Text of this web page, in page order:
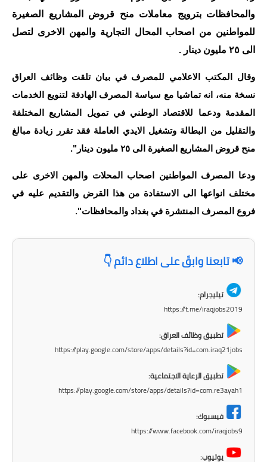
الاخبار الاقتصادية
المدارس
اخبار وقرارات وزارة التربية
نتائج الامتحانات
المرحلة الابتدائية
المرحلة المتوسطة
المرحلة الاعدادية
اسئلة وزارية
المرحلة الابتدائية
مرشحات
والمحافظات بترويج معاملات منح قروض المشاريع الصغيرة
للمواطنين من اصحاب المحال التجارية والمهن الاخرى لتصل
الى ٢٥ مليون دينار .
وقال المكتب الاعلامي للمصرف في بيان تلقت وظائف العراق
نسخة منه، انه تماشيا مع سياسة المصرف الهادفة لتنويع الخدمات
المقدمة ودعما للاقتصاد الوطني في تمويل المشاريع المختلفة
والتقليل من البطالة وتشغيل الايدي العاملة فقد تقرر زيادة مبالغ
منح قروض المشاريع الصغيرة الى ٢٥ مليون دينار".
ودعا المصرف المواطنين اصحاب المحلات والمهن الاخرى على
مختلف انواعها الى الاستفادة من هذا القرض والتقديم عليه في
فروع المصرف المنتشرة في بغداد والمحافظات".
📢 تابعنا وابقَ على اطلاع دائم 👇
تيليجرام:
https://t.me/iraqjobs2019
تطبيق وظائف العراق:
https://play.google.com/store/apps/details?id=com.iraq21jobs
تطبيق الرعاية الاجتماعية:
https://play.google.com/store/apps/details?id=com.re3ayah1
فيسبوك:
https://www.facebook.com/iraqjobs9
يوتيوب: